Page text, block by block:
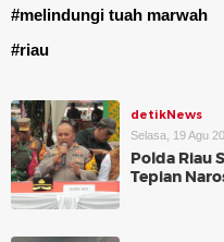
#melindungi tuah marwah
#riau
detikNews
Selasa, 19 Agu
Polda Riau
Tepian